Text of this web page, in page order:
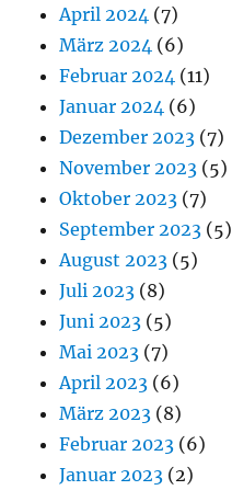
April 2024 (7)
März 2024 (6)
Februar 2024 (11)
Januar 2024 (6)
Dezember 2023 (7)
November 2023 (5)
Oktober 2023 (7)
September 2023 (5)
August 2023 (5)
Juli 2023 (8)
Juni 2023 (5)
Mai 2023 (7)
April 2023 (6)
März 2023 (8)
Februar 2023 (6)
Januar 2023 (2)